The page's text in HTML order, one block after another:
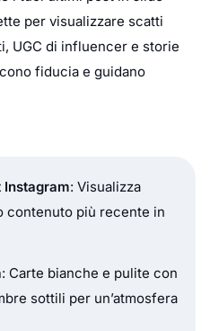
per visualizzare scatti
UGC di influencer e storie
fiducia e guidano
Instagram: Visualizza
contenuto più recente in
: Carte bianche e pulite con
sottili per un’atmosfera